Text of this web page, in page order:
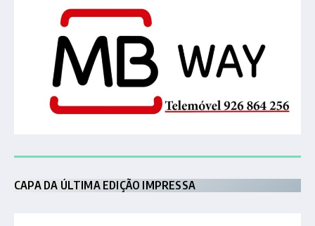
CAPA DA ÚLTIMA EDIÇÃO IMPRESSA